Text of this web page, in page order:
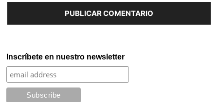
Inscríbete en nuestro newsletter